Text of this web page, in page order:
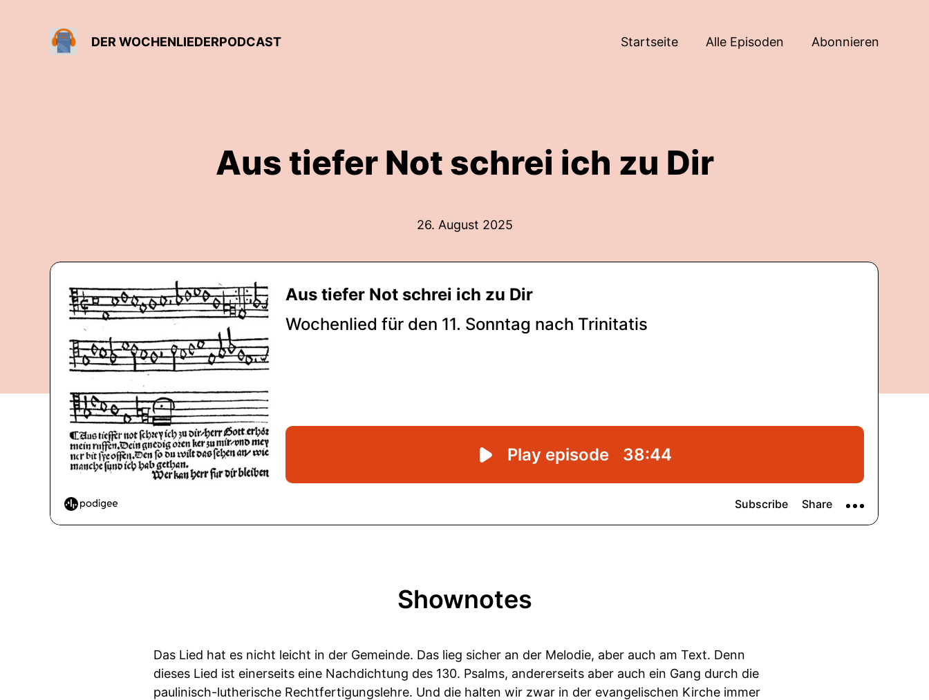
DER WOCHENLIEDERPODCAST Startseite Alle Episoden Abonnieren
Aus tiefer Not schrei ich zu Dir
26. August 2025
Shownotes
Das Lied hat es nicht leicht in der Gemeinde. Das lieg sicher an der Melodie, aber auch am Text. Denn
dieses Lied ist einerseits eine Nachdichtung des 130. Psalms, andererseits aber auch ein Gang durch die
paulinisch-lutherische Rechtfertigungslehre. Und die halten wir zwar in der evangelischen Kirche immer